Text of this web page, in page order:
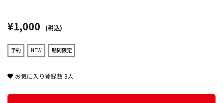
¥1,000 (税込)
予約 NEW 期間限定
お気に入り登録数3人